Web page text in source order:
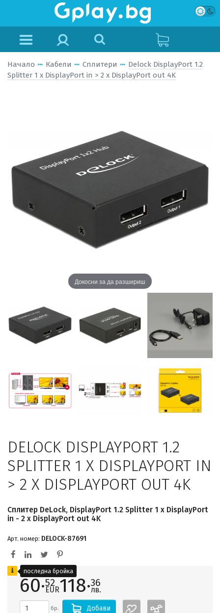
Начало Кабели Сплитери
Delock DisplayPort 1.2
Splitter 1 x DisplayPort in > 2 x DisplayPort out 4K
Докосни за да разшириш
DELOCK DISPLAYPORT 1.2
SPLITTER 1 X DISPLAYPORT IN
> 2 X DISPLAYPORT OUT 4K
Сплитер DeLock, DisplayPort 1.2 Splitter 1 x DisplayPort
in - 2 x DisplayPort out 4K
Арт. номер: DELOCK-87691
60·52
EUR118·36
лв.
бр. Добави
последна бройка